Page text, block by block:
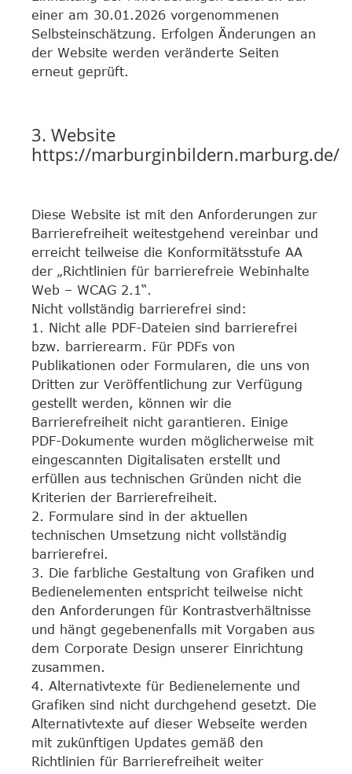
einer am 30.01.2026 vorgenommenen
Selbsteinschätzung. Erfolgen Änderungen an
der Website werden veränderte Seiten
erneut geprüft.
3. Website
https://marburginbildern.marburg.de/
Diese Website ist mit den Anforderungen zur
Barrierefreiheit weitestgehend vereinbar und
erreicht teilweise die Konformitätsstufe AA
der „Richtlinien für barrierefreie Webinhalte
Web – WCAG 2.1“.
Nicht vollständig barrierefrei sind:
1. Nicht alle PDF-Dateien sind barrierefrei
bzw. barrierearm. Für PDFs von
Publikationen oder Formularen, die uns von
Dritten zur Veröffentlichung zur Verfügung
gestellt werden, können wir die
Barrierefreiheit nicht garantieren. Einige
PDF-Dokumente wurden möglicherweise mit
eingescannten Digitalisaten erstellt und
erfüllen aus technischen Gründen nicht die
Kriterien der Barrierefreiheit.
2. Formulare sind in der aktuellen
technischen Umsetzung nicht vollständig
barrierefrei.
3. Die farbliche Gestaltung von Grafiken und
Bedienelementen entspricht teilweise nicht
den Anforderungen für Kontrastverhältnisse
und hängt gegebenenfalls mit Vorgaben aus
dem Corporate Design unserer Einrichtung
zusammen.
4. Alternativtexte für Bedienelemente und
Grafiken sind nicht durchgehend gesetzt. Die
Alternativtexte auf dieser Webseite werden
mit zukünftigen Updates gemäß den
Richtlinien für Barrierefreiheit weiter